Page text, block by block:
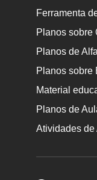
Ferramenta
Planos sobre
Planos de
Planos sobre
Material
Planos de
Atividades